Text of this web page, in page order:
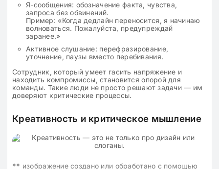
Я-сообщения: обозначение факта, чувства,
запроса без обвинений.
Пример: «Когда дедлайн переносится, я начинаю
волноваться. Пожалуйста, предупреждай
заранее.»
Активное слушание: перефразирование,
уточнение, паузы вместо перебивания.
Сотрудник, который умеет гасить напряжение и
находить компромиссы, становится опорой для
команды. Такие люди не просто решают задачи — им
доверяют критические процессы.
Креативность и критическое мышление
** изображение создано или обработано с помощью